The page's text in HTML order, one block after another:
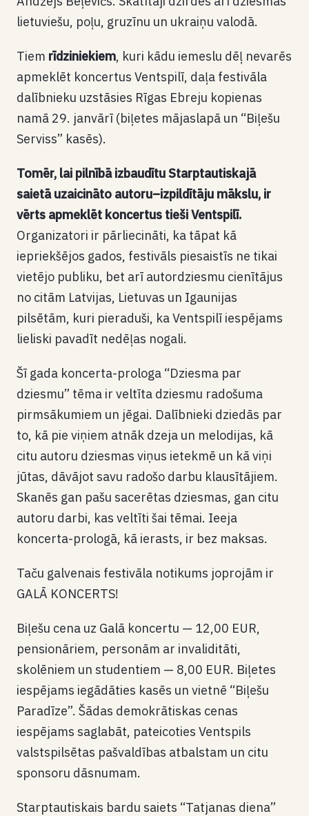
lietuviešu, poļu, gruzīnu un ukraiņu valodā.
Tiem rīdziniekiem, kuri kādu iemeslu dēļ nevarēs
apmeklēt koncertus Ventspilī, daļa festivāla
dalībnieku uzstāsies Rīgas Ebreju kopienas
namā 29. janvārī (biļetes mājaslapā un “Biļešu
Serviss” kasēs).
Tomēr, lai pilnībā izbaudītu Starptautiskajā
saietā uzaicināto autoru–izpildītāju mākslu, ir
vērts apmeklēt koncertus tieši Ventspilī.
Organizatori ir pārliecināti, ka tāpat kā
iepriekšējos gados, festivāls piesaistīs ne tikai
vietējo publiku, bet arī autordziesmu cienītājus
no citām Latvijas, Lietuvas un Igaunijas
pilsētām, kuri pieraduši, ka Ventspilī iespējams
lieliski pavadīt nedēļas nogali.
Šī gada koncerta-prologa “Dziesma par
dziesmu” tēma ir veltīta dziesmu radošuma
pirmsākumiem un jēgai. Dalībnieki dziedās par
to, kā pie viņiem atnāk dzeja un melodijas, kā
citu autoru dziesmas viņus ietekmē un kā viņi
jūtas, dāvājot savu radošo darbu klausītājiem.
Skanēs gan pašu sacerētas dziesmas, gan citu
autoru darbi, kas veltīti šai tēmai. Ieeja
koncerta-prologā, kā ierasts, ir bez maksas.
Taču galvenais festivāla notikums joprojām ir
GALĀ KONCERTS!
Biļešu cena uz Galā koncertu — 12,00 EUR,
pensionāriem, personām ar invaliditāti,
skolēniem un studentiem — 8,00 EUR. Biļetes
iespējams iegādāties kasēs un vietnē “Biļešu
Paradīze”. Šādas demokrātiskas cenas
iespējams saglabāt, pateicoties Ventspils
valstspilsētas pašvaldības atbalstam un citu
sponsoru dāsnumam.
Starptautiskais bardu saiets “Tatjanas diena”